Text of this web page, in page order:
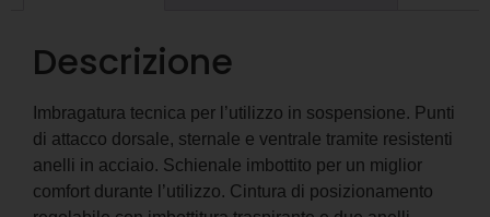
Descrizione
Imbragatura tecnica per l’utilizzo in sospensione. Punti
di attacco dorsale, sternale e ventrale tramite resistenti
anelli in acciaio. Schienale imbottito per un miglior
comfort durante l’utilizzo. Cintura di posizionamento